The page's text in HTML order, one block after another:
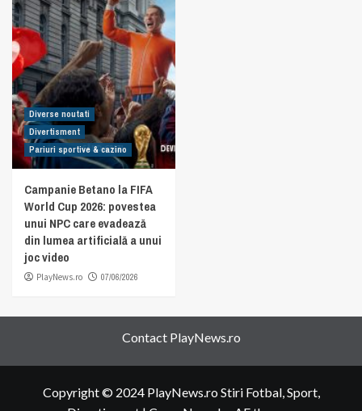
Diverse noutati
Divertisment
Pariuri sportive & cazino
Campanie Betano la FIFA
World Cup 2026: povestea
unui NPC care evadează
din lumea artificială a unui
joc video
PlayNews.ro 07/06/2026
Contact PlayNews.ro
Copyright © 2024 PlayNews.ro Stiri Fotbal, Sport,